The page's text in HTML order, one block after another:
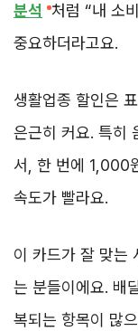
분석
처럼 “내 소
중요하더라고요.
생활업종 할인은
은근히 커요. 특히
서, 한 번에 1,000
속도가 빨라요.
이 카드가 잘 맞는
는 분들이에요. 배
복되는 항목이 많